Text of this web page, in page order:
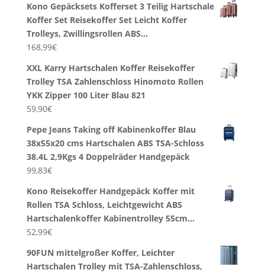
Kono Gepäcksets Kofferset 3 Teilig Hartschale
Koffer Set Reisekoffer Set Leicht Koffer
Trolleys, Zwillingsrollen ABS…
168,99€
XXL Karry Hartschalen Koffer Reisekoffer
Trolley TSA Zahlenschloss Hinomoto Rollen
YKK Zipper 100 Liter Blau 821
59,90€
Pepe Jeans Taking off Kabinenkoffer Blau
38x55x20 cms Hartschalen ABS TSA-Schloss
38.4L 2,9Kgs 4 Doppelräder Handgepäck
99,83€
Kono Reisekoffer Handgepäck Koffer mit
Rollen TSA Schloss, Leichtgewicht ABS
Hartschalenkoffer Kabinentrolley 55cm…
52,99€
90FUN mittelgroßer Koffer, Leichter
Hartschalen Trolley mit TSA-Zahlenschloss,